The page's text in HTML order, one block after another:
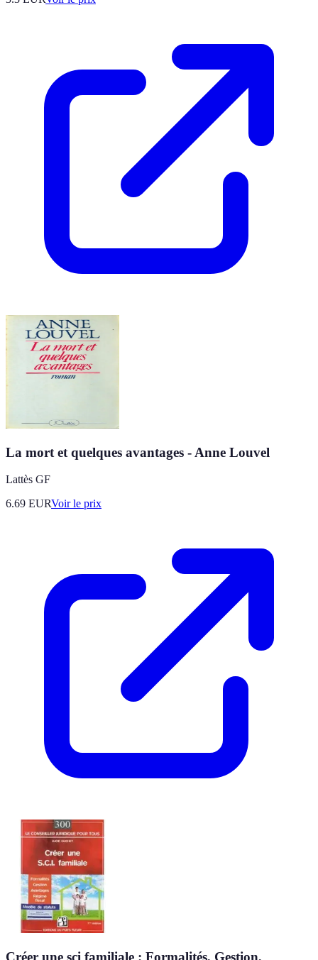
La mort et quelques avantages - Anne Louvel
Lattès GF
6.69 EURVoir le prix
Créer une sci familiale : Formalités, Gestion,